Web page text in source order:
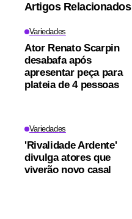
Artigos Relacionados
Variedades
Ator Renato Scarpin
desabafa após
apresentar peça para
plateia de 4 pessoas
Variedades
'Rivalidade Ardente'
divulga atores que
viverão novo casal